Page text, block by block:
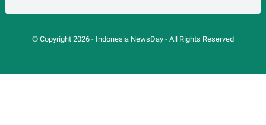
© Copyright 2026- Indonesia NewsDay- All Rights Reserved